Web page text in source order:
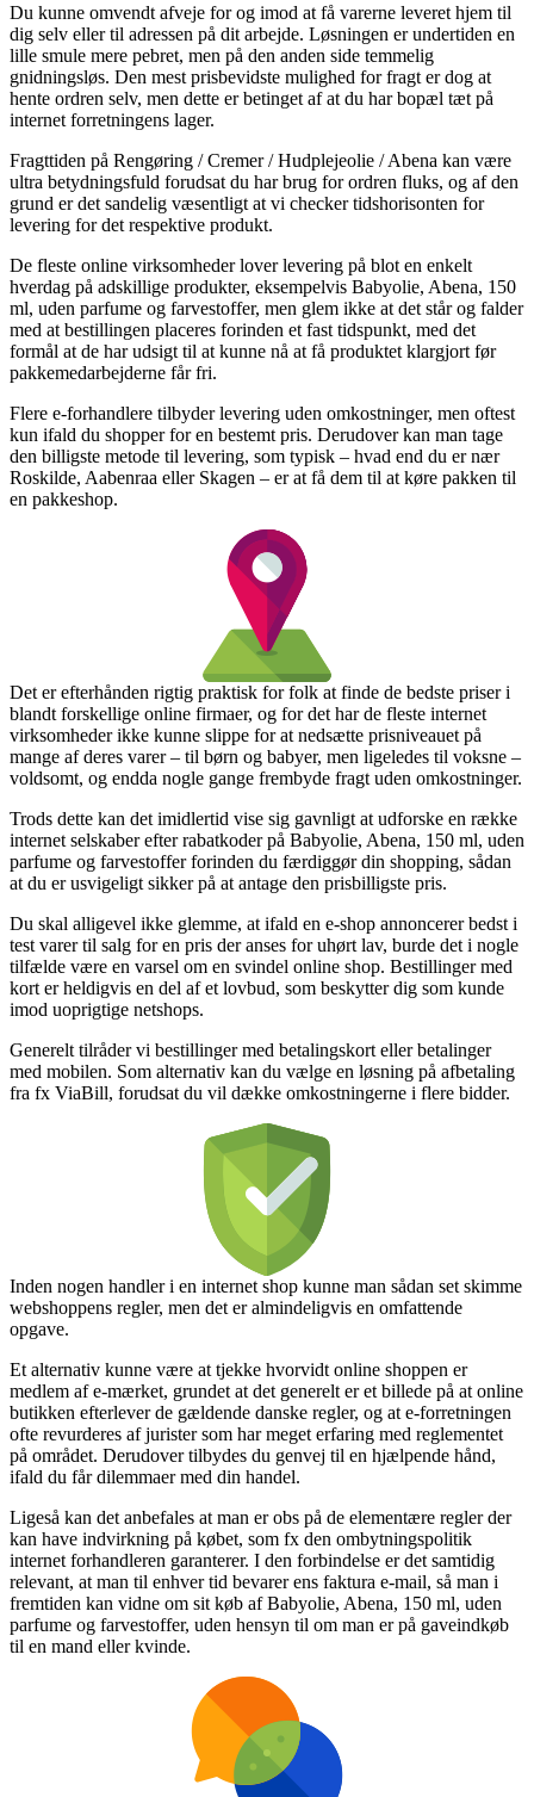
Du kunne omvendt afveje for og imod at få varerne leveret hjem til
dig selv eller til adressen på dit arbejde. Løsningen er undertiden en
lille smule mere pebret, men på den anden side temmelig
gnidningsløs. Den mest prisbevidste mulighed for fragt er dog at
hente ordren selv, men dette er betinget af at du har bopæl tæt på
internet forretningens lager.
Fragttiden på Rengøring / Cremer / Hudplejeolie / Abena kan være
ultra betydningsfuld forudsat du har brug for ordren fluks, og af den
grund er det sandelig væsentligt at vi checker tidshorisonten for
levering for det respektive produkt.
De fleste online virksomheder lover levering på blot en enkelt
hverdag på adskillige produkter, eksempelvis Babyolie, Abena, 150
ml, uden parfume og farvestoffer, men glem ikke at det står og falder
med at bestillingen placeres forinden et fast tidspunkt, med det
formål at de har udsigt til at kunne nå at få produktet klargjort før
pakkemedarbejderne får fri.
Flere e-forhandlere tilbyder levering uden omkostninger, men oftest
kun ifald du shopper for en bestemt pris. Derudover kan man tage
den billigste metode til levering, som typisk – hvad end du er nær
Roskilde, Aabenraa eller Skagen – er at få dem til at køre pakken til
en pakkeshop.
Det er efterhånden rigtig praktisk for folk at finde de bedste priser i
blandt forskellige online firmaer, og for det har de fleste internet
virksomheder ikke kunne slippe for at nedsætte prisniveauet på
mange af deres varer – til børn og babyer, men ligeledes til voksne –
voldsomt, og endda nogle gange frembyde fragt uden omkostninger.
Trods dette kan det imidlertid vise sig gavnligt at udforske en række
internet selskaber efter rabatkoder på Babyolie, Abena, 150 ml, uden
parfume og farvestoffer forinden du færdiggør din shopping, sådan
at du er usvigeligt sikker på at antage den prisbilligste pris.
Du skal alligevel ikke glemme, at ifald en e-shop annoncerer bedst i
test varer til salg for en pris der anses for uhørt lav, burde det i nogle
tilfælde være en varsel om en svindel online shop. Bestillinger med
kort er heldigvis en del af et lovbud, som beskytter dig som kunde
imod uoprigtige netshops.
Generelt tilråder vi bestillinger med betalingskort eller betalinger
med mobilen. Som alternativ kan du vælge en løsning på afbetaling
fra fx ViaBill, forudsat du vil dække omkostningerne i flere bidder.
Inden nogen handler i en internet shop kunne man sådan set skimme
webshoppens regler, men det er almindeligvis en omfattende
opgave.
Et alternativ kunne være at tjekke hvorvidt online shoppen er
medlem af e-mærket, grundet at det generelt er et billede på at online
butikken efterlever de gældende danske regler, og at e-forretningen
ofte revurderes af jurister som har meget erfaring med reglementet
på området. Derudover tilbydes du genvej til en hjælpende hånd,
ifald du får dilemmaer med din handel.
Ligeså kan det anbefales at man er obs på de elementære regler der
kan have indvirkning på købet, som fx den ombytningspolitik
internet forhandleren garanterer. I den forbindelse er det samtidig
relevant, at man til enhver tid bevarer ens faktura e-mail, så man i
fremtiden kan vidne om sit køb af Babyolie, Abena, 150 ml, uden
parfume og farvestoffer, uden hensyn til om man er på gaveindkøb
til en mand eller kvinde.